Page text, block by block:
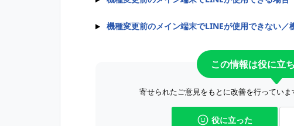
機種変更前のメイン端末でLINEが使用できない／
この情報は役に立
寄せられたご意見をもとに改善を行っていま
役に立った